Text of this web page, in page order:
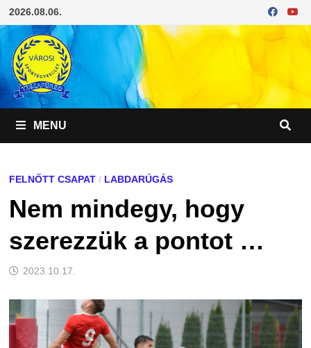
Skip
to
content
2026.08.06.
MENU
FELNŐTT CSAPAT/ LABDARÚGÁS
Nem mindegy, hogy
szerezzük a pontot …
2023.10.17.